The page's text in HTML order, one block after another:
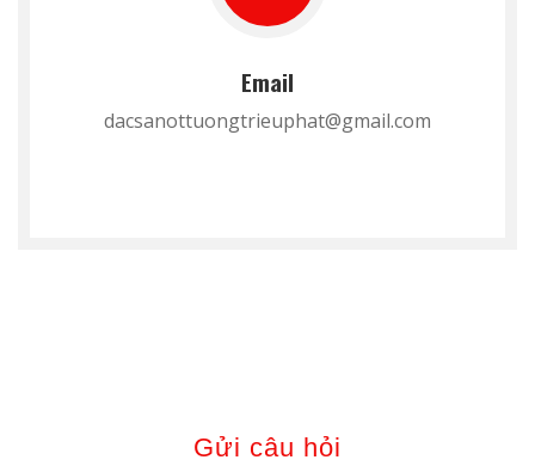
Email
dacsanottuongtrieuphat@gmail.com
Gửi câu hỏi